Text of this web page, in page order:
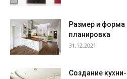
Размер и форма
планировка
31.12.2021
Создание